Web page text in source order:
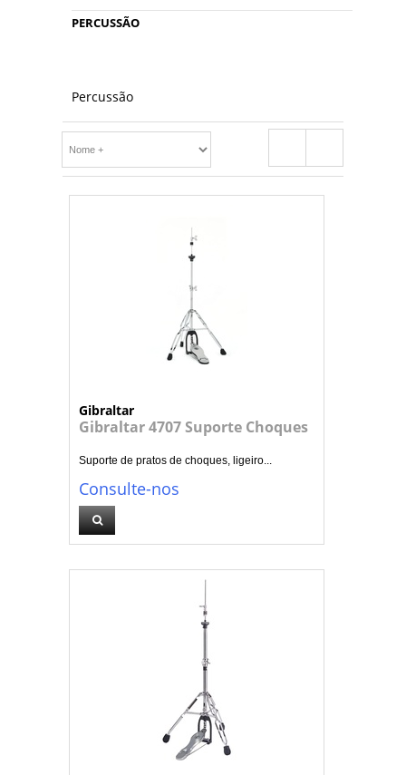
PERCUSSÃO
Percussão
Gibraltar
Gibraltar 4707 Suporte Choques
Suporte de pratos de choques, ligeiro...
Consulte-nos